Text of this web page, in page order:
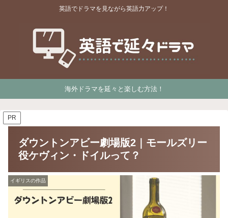
英語でドラマを見ながら英語力アップ！
海外ドラマを延々と楽しむ方法！
PR
ダウントンアビー劇場版2｜モールズリー
役ケヴィン・ドイルって？
イギリスの作品